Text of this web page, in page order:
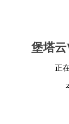
堡塔云
正